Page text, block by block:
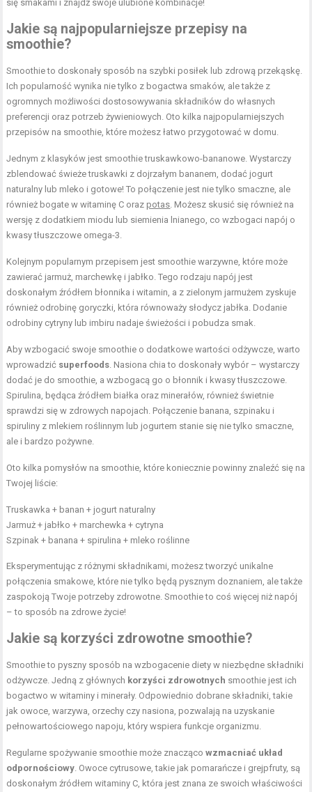
się smakami i znajdź swoje ulubione kombinacje!
Jakie są najpopularniejsze przepisy na
smoothie?
Smoothie to doskonały sposób na szybki posiłek lub zdrową przekąskę.
Ich popularność wynika nie tylko z bogactwa smaków, ale także z
ogromnych możliwości dostosowywania składników do własnych
preferencji oraz potrzeb żywieniowych. Oto kilka najpopularniejszych
przepisów na smoothie, które możesz łatwo przygotować w domu.
Jednym z klasyków jest smoothie truskawkowo-bananowe. Wystarczy
zblendować świeże truskawki z dojrzałym bananem, dodać jogurt
naturalny lub mleko i gotowe! To połączenie jest nie tylko smaczne, ale
również bogate w witaminę C oraz potas. Możesz skusić się również na
wersję z dodatkiem miodu lub siemienia lnianego, co wzbogaci napój o
kwasy tłuszczowe omega-3.
Kolejnym popularnym przepisem jest smoothie warzywne, które może
zawierać jarmuż, marchewkę i jabłko. Tego rodzaju napój jest
doskonałym źródłem błonnika i witamin, a z zielonym jarmużem zyskuje
również odrobinę goryczki, która równoważy słodycz jabłka. Dodanie
odrobiny cytryny lub imbiru nadaje świeżości i pobudza smak.
Aby wzbogacić swoje smoothie o dodatkowe wartości odżywcze, warto
wprowadzić superfoods. Nasiona chia to doskonały wybór – wystarczy
dodać je do smoothie, a wzbogacą go o błonnik i kwasy tłuszczowe.
Spirulina, będąca źródłem białka oraz minerałów, również świetnie
sprawdzi się w zdrowych napojach. Połączenie banana, szpinaku i
spiruliny z mlekiem roślinnym lub jogurtem stanie się nie tylko smaczne,
ale i bardzo pożywne.
Oto kilka pomysłów na smoothie, które koniecznie powinny znaleźć się na
Twojej liście:
Truskawka + banan + jogurt naturalny
Jarmuż + jabłko + marchewka + cytryna
Szpinak + banana + spirulina + mleko roślinne
Eksperymentując z różnymi składnikami, możesz tworzyć unikalne
połączenia smakowe, które nie tylko będą pysznym doznaniem, ale także
zaspokoją Twoje potrzeby zdrowotne. Smoothie to coś więcej niż napój
– to sposób na zdrowe życie!
Jakie są korzyści zdrowotne smoothie?
Smoothie to pyszny sposób na wzbogacenie diety w niezbędne składniki
odżywcze. Jedną z głównych korzyści zdrowotnych smoothie jest ich
bogactwo w witaminy i minerały. Odpowiednio dobrane składniki, takie
jak owoce, warzywa, orzechy czy nasiona, pozwalają na uzyskanie
pełnowartościowego napoju, który wspiera funkcje organizmu.
Regularne spożywanie smoothie może znaczącowzmacniać układ
odpornościowy. Owoce cytrusowe, takie jak pomarańcze i grejpfruty, są
doskonałym źródłem witaminy C, która jest znana ze swoich właściwości